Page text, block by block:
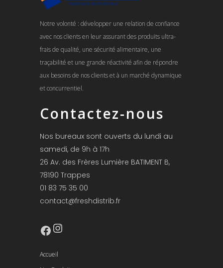
Notre volonté : développer une relation de confiance
avec nos clients en leur assurant des produits ultra-
frais de qualité, une sécurité alimentaire, une
traçabilité et une grande réactivité afin de répondre
aux besoins de nos clients et à un marché dynamique
et concurrentiel.
Contactez-nous
Nos bureaux sont ouverts du lundi au
samedi, de 9h à 17h
26 Av. des Frères Lumière BATIMENT B,
78190 Trappes
01 83 75 35 00
contact@freshdistrib.fr
Facebook Instagram
Accueil